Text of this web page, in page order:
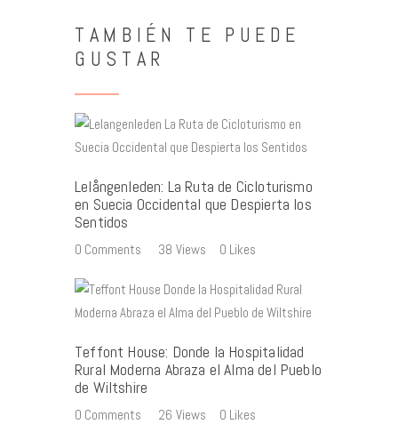
TAMBIÉN TE PUEDE
GUSTAR
Lelångenleden: La Ruta de Cicloturismo
en Suecia Occidental que Despierta los
Sentidos
0 Comments 38 Views 0 Likes
Teffont House: Donde la Hospitalidad
Rural Moderna Abraza el Alma del Pueblo
de Wiltshire
0 Comments 26 Views 0 Likes